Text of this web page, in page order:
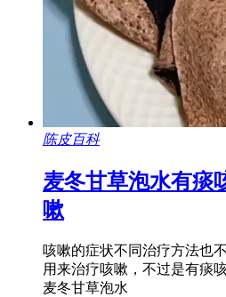
陈皮百科
麦冬甘草泡水有痰
嗽
咳嗽的症状不同治疗方法也
用来治疗咳嗽，不过是有痰
麦冬甘草泡水